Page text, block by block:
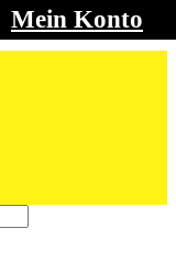
Mein Konto